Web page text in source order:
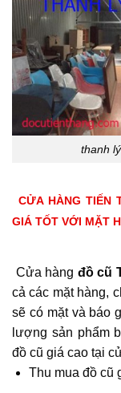
thanh
CỬA HÀNG TIẾN
GIÁ TỐT VỚI MẶT
Cửa hàng đồ cũ
cả các mặt hàng,
sẽ có mặt và báo
lượng sản phẩm
đồ cũ giá cao tại
Thu mua đồ cũ